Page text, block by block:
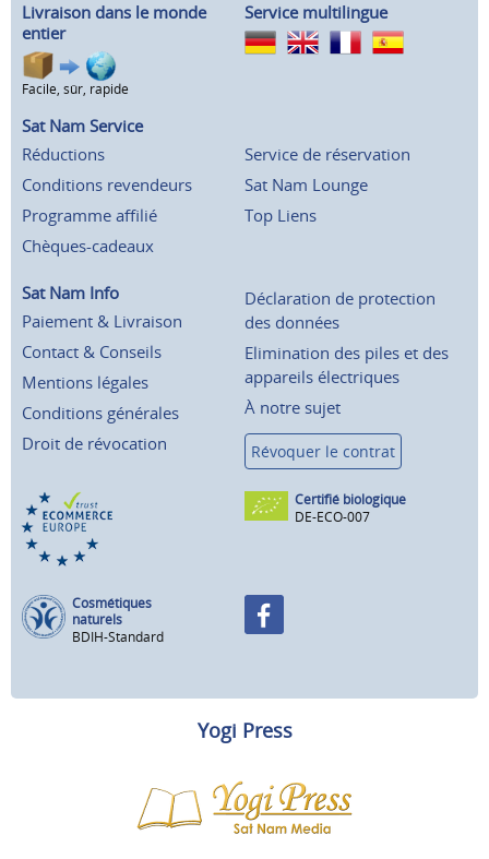
Livraison dans le monde
entier
Facile, sûr, rapide
Service multilingue
Sat Nam Service
Réductions
Conditions revendeurs
Programme affilié
Chèques-cadeaux
Service de réservation
Sat Nam Lounge
Top Liens
Sat Nam Info
Paiement & Livraison
Contact & Conseils
Mentions légales
Conditions générales
Droit de révocation
Déclaration de protection
des données
Elimination des piles et des
appareils électriques
À notre sujet
Révoquer le contrat
Certifié biologique
DE-ECO-007
Cosmétiques
naturels
BDIH-Standard
Yogi Press